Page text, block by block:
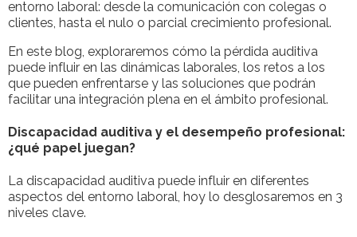
entorno laboral: desde la comunicación con colegas o
clientes, hasta el nulo o parcial crecimiento profesional.
En este blog, exploraremos cómo la pérdida auditiva
puede influir en las dinámicas laborales, los retos a los
que pueden enfrentarse y las soluciones que podrán
facilitar una integración plena en el ámbito profesional.
Discapacidad auditiva y el desempeño profesional:
¿qué papel juegan?
La discapacidad auditiva puede influir en diferentes
aspectos del entorno laboral, hoy lo desglosaremos en 3
niveles clave.